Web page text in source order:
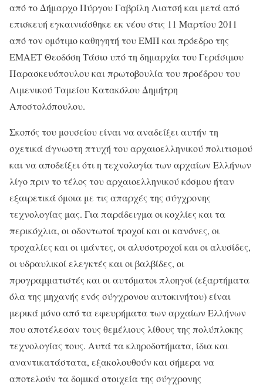
από το Δήμαρχο Πύργου Γαβρίλη Λιατσή και μετά από
επισκευή εγκαινιάσθηκε εκ νέου στις 11 Μαρτίου 2011
από τον ομότιμο καθηγητή του ΕΜΠ και πρόεδρο της
ΕΜΑΕΤ Θεοδόση Τάσιο υπό τη δημαρχία του Γεράσιμου
Παρασκευόπουλου και πρωτοβουλία του προέδρου του
Λιμενικού Ταμείου Κατακόλου Δημήτρη
Αποστολόπουλου.
Σκοπός του μουσείου είναι να αναδείξει αυτήν τη
σχετικά άγνωστη πτυχή του αρχαιοελληνικού πολιτισμού
και να αποδείξει ότι η τεχνολογία των αρχαίων Ελλήνων
λίγο πριν το τέλος του αρχαιοελληνικού κόσμου ήταν
εξαιρετικά όμοια με τις απαρχές της σύγχρονης
τεχνολογίας μας. Για παράδειγμα οι κοχλίες και τα
περικόχλια, οι οδοντωτοί τροχοί και οι κανόνες, οι
τροχαλίες και οι ιμάντες, οι αλυσοτροχοί και οι αλυσίδες,
οι υδραυλικοί ελεγκτές και οι βαλβίδες, οι
προγραμματιστές και οι αυτόματοι πλοηγοί (εξαρτήματα
όλα της μηχανής ενός σύγχρονου αυτοκινήτου) είναι
μερικά μόνο από τα εφευρήματα των αρχαίων Ελλήνων
που αποτέλεσαν τους θεμέλιους λίθους της πολύπλοκης
τεχνολογίας τους. Αυτά τα κληροδοτήματα, ίδια και
αναντικατάστατα, εξακολουθούν και σήμερα να
αποτελούν τα δομικά στοιχεία της σύγχρονης